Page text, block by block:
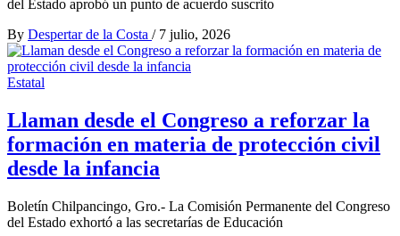
del Estado aprobó un punto de acuerdo suscrito
By Despertar de la Costa / 7 julio, 2026
Estatal
Llaman desde el Congreso a reforzar la
formación en materia de protección civil
desde la infancia
Boletín Chilpancingo, Gro.- La Comisión Permanente del Congreso
del Estado exhortó a las secretarías de Educación